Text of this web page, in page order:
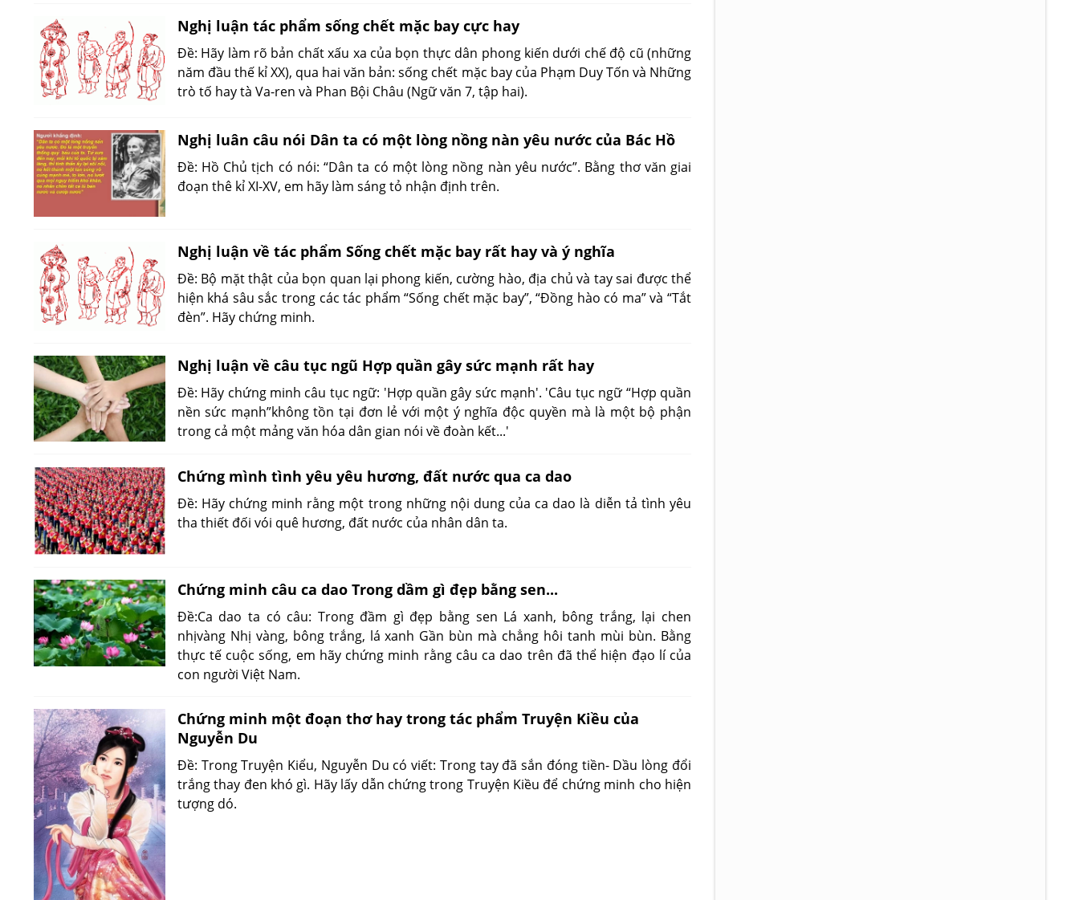
Nghị luận tác phẩm sống chết mặc bay cực hay
Đề: Hãy làm rõ bản chất xấu xa của bọn thực dân phong kiến dưới chế độ cũ (những
năm đầu thế kỉ XX), qua hai văn bản: sống chết mặc bay của Phạm Duy Tốn và Những
trò tố hay tà Va-ren và Phan Bội Châu (Ngữ văn 7, tập hai).
Nghị luân câu nói Dân ta có một lòng nồng nàn yêu nước của Bác Hồ
Đề: Hồ Chủ tịch có nói: “Dân ta có một lòng nồng nàn yêu nước”. Bằng thơ văn giai
đoạn thê kỉ XI-XV, em hãy làm sáng tỏ nhận định trên.
Nghị luận về tác phẩm Sống chết mặc bay rất hay và ý nghĩa
Đề: Bộ mặt thật của bọn quan lại phong kiến, cường hào, địa chủ và tay sai được thể
hiện khá sâu sắc trong các tác phẩm “Sống chết mặc bay”, “Đồng hào có ma” và “Tắt
đèn”. Hãy chứng minh.
Nghị luận về câu tục ngũ Hợp quần gây sức mạnh rất hay
Đề: Hãy chứng minh câu tục ngữ: 'Hợp quần gây sức mạnh'. 'Câu tục ngữ “Hợp quần
nền sức mạnh”không tồn tại đơn lẻ với một ý nghĩa độc quyền mà là một bộ phận
trong cả một mảng văn hóa dân gian nói về đoàn kết...'
Chứng mình tình yêu yêu hương, đất nước qua ca dao
Đề: Hãy chứng minh rằng một trong những nội dung của ca dao là diễn tả tình yêu
tha thiết đối vói quê hương, đất nước của nhân dân ta.
Chứng minh câu ca dao Trong dầm gì đẹp bằng sen...
Đề:Ca dao ta có câu: Trong đầm gì đẹp bằng sen Lá xanh, bông trắng, lại chen
nhịvàng Nhị vàng, bông trắng, lá xanh Gần bùn mà chẳng hôi tanh mùi bùn. Bằng
thực tế cuộc sống, em hãy chứng minh rằng câu ca dao trên đã thể hiện đạo lí của
con người Việt Nam.
Chứng minh một đoạn thơ hay trong tác phẩm Truyện Kiều của
Nguyễn Du
Đề: Trong Truyện Kiểu, Nguyễn Du có viết: Trong tay đã sắn đóng tiền- Dầu lòng đổi
trắng thay đen khó gì. Hãy lấy dẫn chứng trong Truyện Kiều để chứng minh cho hiện
tượng dó.